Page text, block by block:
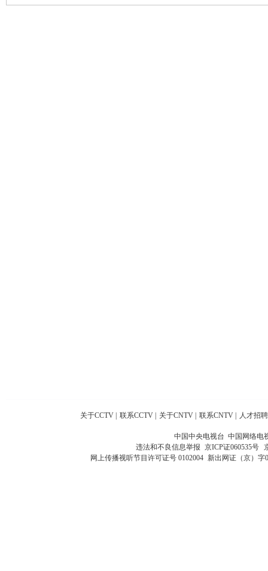
关于CCTV 联系CCTV 关于CNTV 联系CNTV 人才招聘
中国中央电视台 中国网络电
违法和不良信息举报 京ICP证060535号
网上传播视听节目许可证号 0102004 新出网证（京）